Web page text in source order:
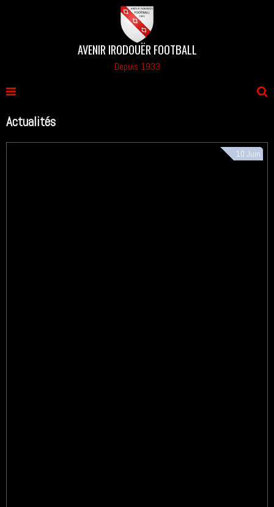
AVENIR IRODOUËR FOOTBALL
Depuis 1933
Actualités
10 Juin